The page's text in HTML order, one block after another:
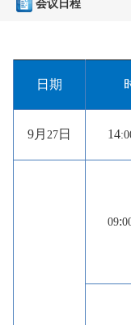
日期
9月 27 日 14
09: